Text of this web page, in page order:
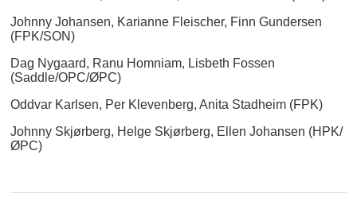
Johnny Johansen, Karianne Fleischer, Finn Gundersen
(FPK/SON)
Dag Nygaard, Ranu Homniam, Lisbeth Fossen
(Saddle/OPC/ØPC)
Oddvar Karlsen, Per Klevenberg, Anita Stadheim (FPK)
Johnny Skjørberg, Helge Skjørberg, Ellen Johansen (HPK/
ØPC)